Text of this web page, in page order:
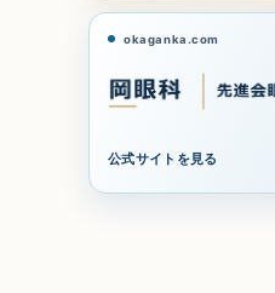
okaganka.com
公式サイトを見る